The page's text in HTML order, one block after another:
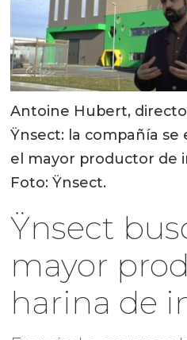
Antoine Hubert,
Ÿnsect: la compañía
el mayor productor de
Foto: Ÿnsect.
Ÿnsect
mayor
harina de